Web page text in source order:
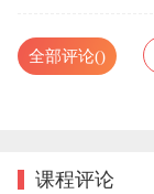
全部评论()
课程评论